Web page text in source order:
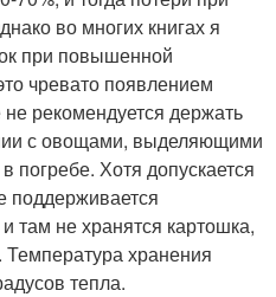
во многих книгах я
при повышенной
чревато появлением
рекомендуется держать
с овощами, выделяющими
погребе. Хотя допускается
поддерживается
там не хранятся картошка,
Температура хранения
тепла.